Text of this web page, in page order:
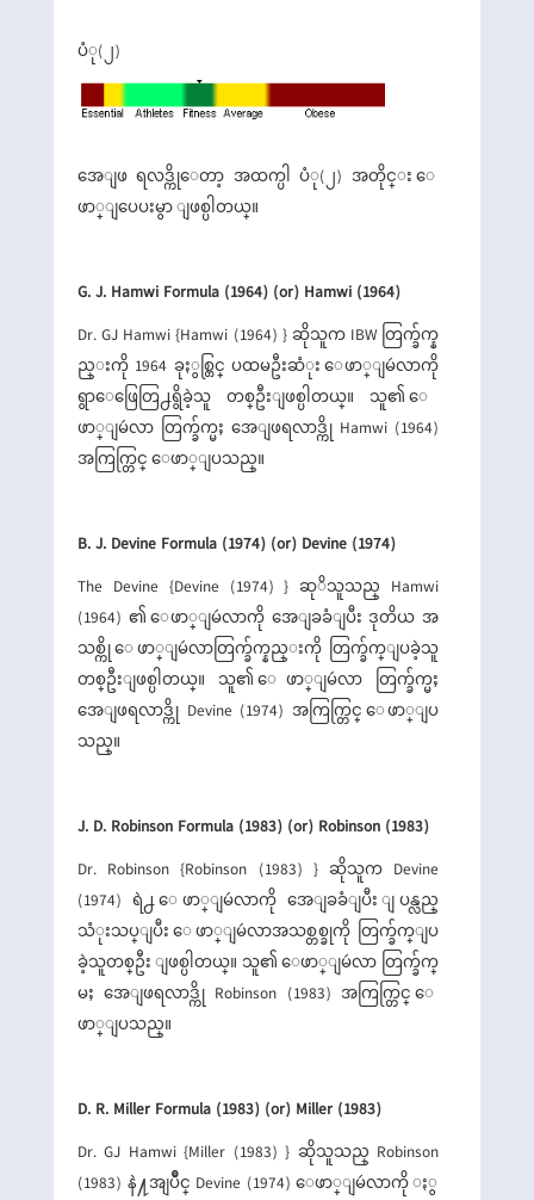
ပံု(၂)
အေျဖ ရလဒ္ကိုေတာ့ အထက္ပါ ပံု(၂) အတိုင္း ေ
ဖာ္ျပေပးမွာ ျဖစ္ပါတယ္။
G. J. Hamwi Formula (1964) (or) Hamwi (1964)
Dr. GJ Hamwi {Hamwi (1964) } ဆိုသူက IBW တြက္ခ်က္န
ည္းကို 1964 ခုႏွစ္တြင္ ပထမဦးဆံုး ေဖာ္ျမဴလာကို
ရွာေဖြေတြ႕ရွိခဲ့သူ တစ္ဦးျဖစ္ပါတယ္။ သူ၏ ေ
ဖာ္ျမဴလာ တြက္ခ်က္မႈ အေျဖရလာဒ္ကို Hamwi (1964)
အကြက္တြင္ ေဖာ္ျပသည္။
B. J. Devine Formula (1974) (or) Devine (1974)
The Devine {Devine (1974) } ဆုိသူသည္ Hamwi
(1964) ၏ ေဖာ္ျမဴလာကို အေျခခံျပီး ဒုတိယ အ
သစ္ကို ေဖာ္ျမဴလာတြက္ခ်က္နည္းကို တြက္ခ်က္ျပခဲ့သူ
တစ္ဦးျဖစ္ပါတယ္။ သူ၏ ေဖာ္ျမဴလာ တြက္ခ်က္မႈ
အေျဖရလာဒ္ကို Devine (1974) အကြက္တြင္ ေဖာ္ျပ
သည္။
J. D. Robinson Formula (1983) (or) Robinson (1983)
Dr. Robinson {Robinson (1983) } ဆိုသူက Devine
(1974) ရဲ႕ ေဖာ္ျမဴလာကို အေျခခံျပီး ျပန္လည္
သံုးသပ္ျပီး ေဖာ္ျမဴလာအသစ္တစ္ခုကို တြက္ခ်က္ျပ
ခဲ့သူတစ္ဦး ျဖစ္ပါတယ္။ သူ၏ ေဖာ္ျမဴလာ တြက္ခ်က္
မႈ အေျဖရလာဒ္ကို Robinson (1983) အကြက္တြင္ ေ
ဖာ္ျပသည္။
D. R. Miller Formula (1983) (or) Miller (1983)
Dr. GJ Hamwi {Miller (1983) } ဆိုသူသည္ Robinson
(1983) နဲ႔အျပိဳင္ Devine (1974) ေဖာ္ျမဴလာကို ႏွ